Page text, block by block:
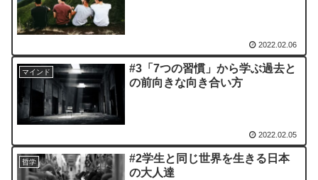
2022.02.06
マインド
#3「7つの習慣」から学ぶ過去と
の前向きな向き合い方
2022.02.05
哲学
#2学生と同じ世界を生きる日本
の大人達